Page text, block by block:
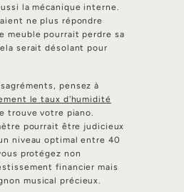
la mécanique interne.
ne plus répondre
meuble pourrait perdre sa
serait désolant pour
pensez à
le taux d'humidité
trouve votre piano.
pourrait être judicieux
niveau optimal entre 40
protégez non
financier mais
musical précieux.